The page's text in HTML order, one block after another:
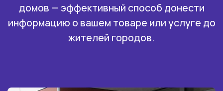
домов — эффективный способ донести
информацию о вашем товаре или услуге до
жителей городов.